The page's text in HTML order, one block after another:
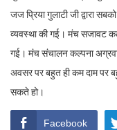
जज प्रिया गुलाटी जी द्वारा
व्यवस्था की गई। मंच सजावट
गई। मंच संचालन कल्पना
अवसर पर बहुत ही कम दाम पर
सकते हो।
Facebook